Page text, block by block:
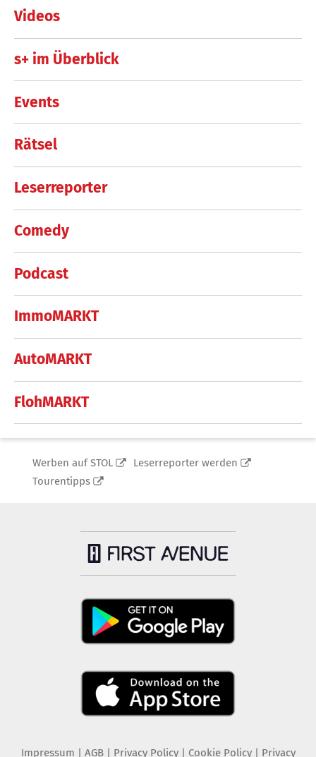
Videos
s+ im Überblick
Events
Rätsel
Leserreporter
Comedy
Podcast
ImmoMARKT
AutoMARKT
FlohMARKT
Werben auf STOL
Leserreporter werden
Tourentipps
Impressum AGB Privacy Policy| Cookie Policy| Privacy